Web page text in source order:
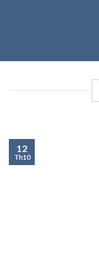
12
Th10